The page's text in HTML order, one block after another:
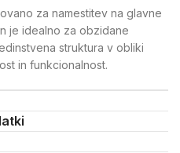
za namestitev na glavne
je idealno za obzidane
struktura v obliki
in funkcionalnost.